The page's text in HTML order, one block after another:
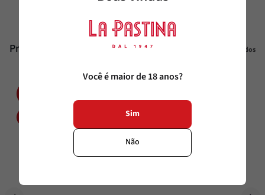
Produtos similares Veja todos
Você é maior de 18 anos?
Sim
Não